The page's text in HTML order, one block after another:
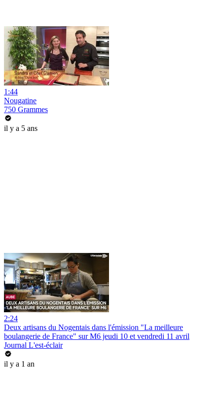
1:44
Nougatine
750 Grammes
il y a 5 ans
2:24
Deux artisans du Nogentais dans l'émission "La meilleure
boulangerie de France" sur M6 jeudi 10 et vendredi 11 avril
Journal L'est-éclair
il y a 1 an